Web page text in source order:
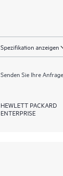
Spezifikation anzeigen
Senden Sie Ihre
HEWLETT PACKARD
ENTERPRISE